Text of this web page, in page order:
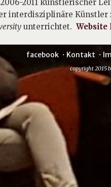
2011 künstlerischer
interdisziplinäre
unterrichtet.
facebook Kontakt
copyright 2015